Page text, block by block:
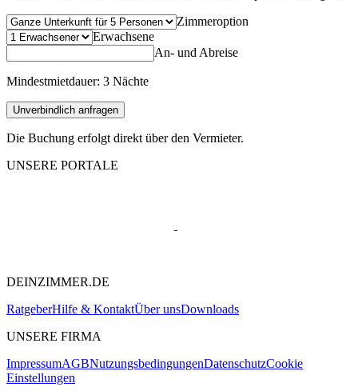
Zimmeroption
Erwachsene
An- und Abreise
Mindestmietdauer: 3 Nächte
Unverbindlich anfragen
Die Buchung erfolgt direkt über den Vermieter.
UNSERE PORTALE
DEINZIMMER.DE
RatgeberHilfe & KontaktÜber unsDownloads
UNSERE FIRMA
ImpressumAGBNutzungsbedingungenDatenschutzCookie
Einstellungen